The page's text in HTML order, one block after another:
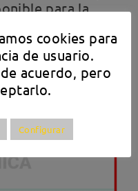
para la
cookies para
de usuario.
acuerdo, pero
Configurar